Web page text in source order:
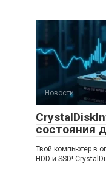
Новости
состояния
Твой компьютер в
HDD и SSD!